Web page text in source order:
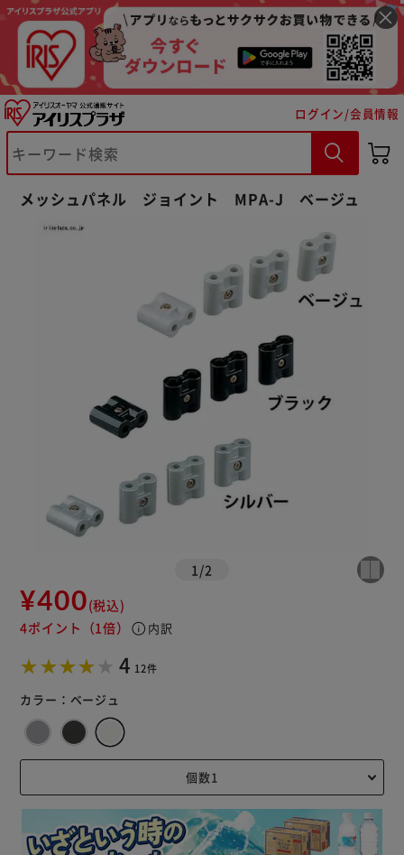
ログイン/会員情報
メッシュパネル ジョイント MPA-J ベージュ
1 /2
¥400(税込)
4ポイント （1倍） info 内訳
4 12件
カラー： ベージュ
※ご確認ください
カートに入れる 購入手続きへ